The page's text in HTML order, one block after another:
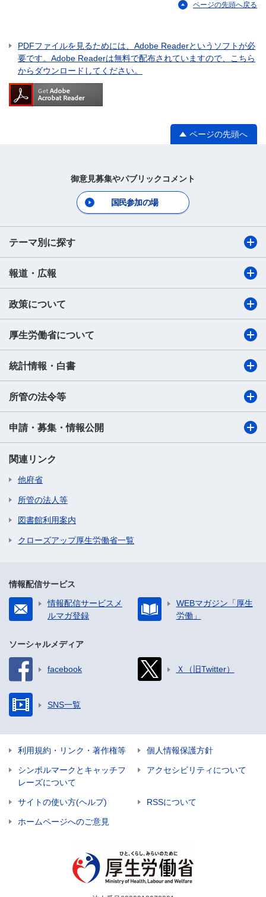
ページの先頭へ戻る
PDFファイルを見るためには、Adobe Readerというソフトが必
要です。Adobe Readerは無料で配布されていますので、こちら
からダウンロードしてください。
ページの先頭へ
御意見募集やパブリックコメント
国民参加の場
テーマ別に探す
報道・広報
政策について
厚生労働省について
統計情報・白書
所管の法令等
申請・募集・情報公開
関連リンク
他府省
所管の法人等
図書館利用案内
クローズアップ厚生労働省一覧
情報配信サービス
情報配信サービスメ
ルマガ登録
WEBマガジン「厚生
労働」
ソーシャルメディア
facebook Ｘ（旧Twitter）
SNS一覧
利用規約・リンク・著作権等 個人情報保護方針
シンボルマークとキャッチフ
レーズについて
アクセシビリティについて
サイトの使い方(ヘルプ) RSSについて
ホームページへのご意見